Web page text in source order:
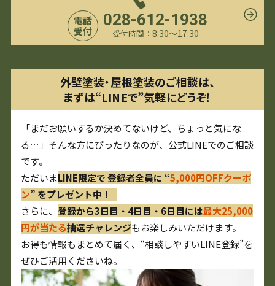
電話
受付
028-612-1938
受付時間： 8:30〜17:30
外壁塗装・屋根塗装のご相談は、
まずは“LINEで”気軽にどうぞ！
「まだお願いするか決めてないけど、ちょっと気にな
る…」そんな方にぴったりなのが、公式LINEでのご相談
です。
ただいまLINE限定で 登録者全員に “5,000円OFFクーポ
ン” をプレゼント中！
さらに、登録から3日目・4日目・6日目には最大25,000
円が当たる抽選チャレンジもお楽しみいただけます。
お得も情報もまとめて届く、“相談しやすいLINE登録”を
ぜひご活用くださいね。